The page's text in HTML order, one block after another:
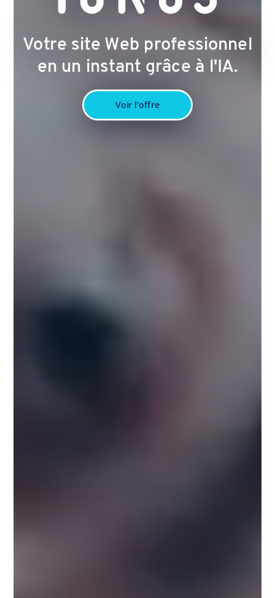
Votre site Web professionnel
en un instant grâce à l'IA.
Voir l'offre